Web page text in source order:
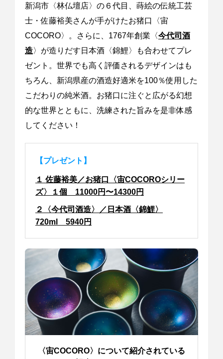
新潟市〈林仏壇店〉の６代目、蒔絵の伝統工芸
士・佐藤裕美さんが手がけたお猪口〈宙
COCORO〉。さらに、1767年創業〈今代司酒
造〉が造りだす日本酒〈錦鯉〉も合わせてプレ
ゼント。世界でも高く評価されるデザインはも
ちろん、新潟県産の酒造好適米を100％使用した
こだわりの純米酒。お猪口に注ぐと広がる幻想
的な世界とともに、洗練された旨みを是非体感
してください！
【プレゼント】
１ 佐藤裕美／お猪口〈宙COCOROシリー
ズ〉１個 11000円〜14300円
２〈今代司酒造〉／日本酒〈錦鯉〉
720ml 5940円
〈宙COCORO〉について紹介されている